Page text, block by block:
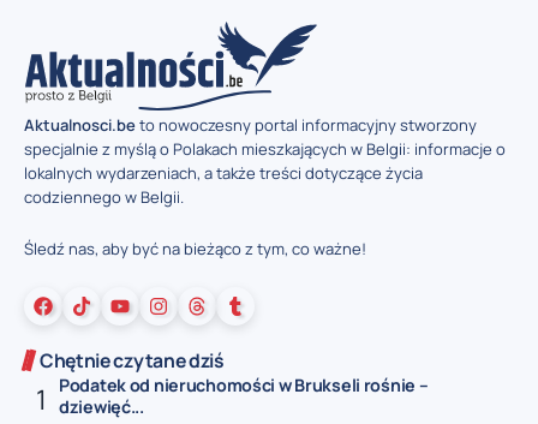
Aktualnosci.beto nowoczesny portal informacyjny stworzony
specjalnie z myślą o Polakach mieszkających w Belgii: informacje o
lokalnych wydarzeniach, a także treści dotyczące życia
codziennego w Belgii.
Śledź nas, aby być na bieżąco z tym, co ważne!
Chętnie czytane dziś
Podatek od nieruchomości w Brukseli rośnie –
dziewięć...